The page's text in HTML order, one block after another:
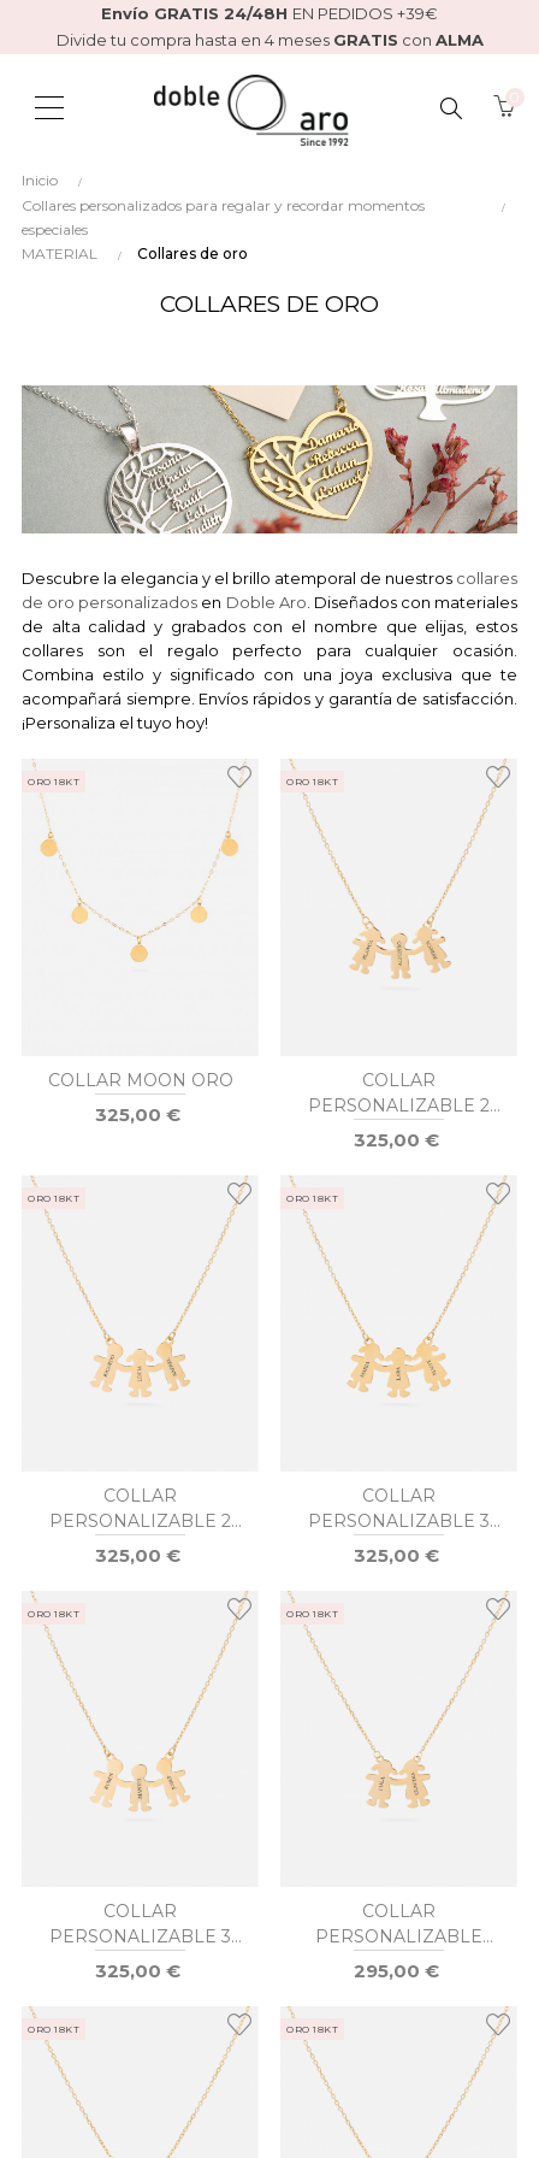
Envío GRATIS 24/48H EN PEDIDOS +39€
Divide tu compra hasta en 4 meses GRATIS con ALMA
BUSCAR
Inicio
Collares personalizados para regalar y recordar momentos
especiales
MATERIAL
Collares de oro
COLLARES DE ORO
Descubre la elegancia y el brillo atemporal de nuestros collares
de oro personalizados en Doble Aro. Diseñados con materiales
de alta calidad y grabados con el nombre que elijas, estos
collares son el regalo perfecto para cualquier ocasión.
Combina estilo y significado con una joya exclusiva que te
acompañará siempre. Envíos rápidos y garantía de satisfacción.
¡Personaliza el tuyo hoy!
ORO 18KT
COLLAR MOON ORO
325,00 €
ORO 18KT
COLLAR
PERSONALIZABLE 2
NIÑAS / 1 NIÑO
325,00 €
ORO 18KT
COLLAR
PERSONALIZABLE 2
NIÑOS / 1 NIÑA
325,00 €
ORO 18KT
COLLAR
PERSONALIZABLE 3
NIÑAS ORO
325,00 €
ORO 18KT
COLLAR
PERSONALIZABLE 3
NIÑOS ORO
325,00 €
ORO 18KT
COLLAR
PERSONALIZABLE
NIÑA Y NIÑA ORO
295,00 €
ORO 18KT ORO 18KT